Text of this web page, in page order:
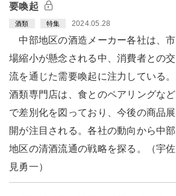
要喚起
酒類 特集 2024.05.28
中部地区の酒造メーカー各社は、市
場縮小が懸念される中、消費者との交
流を通じた需要喚起に注力している。
酒類専門店は、食とのペアリングなど
で差別化を図っており、今後の商品展
開が注目される。各社の動向から中部
地区の清酒流通の戦略を探る。（宇佐
見勇一）